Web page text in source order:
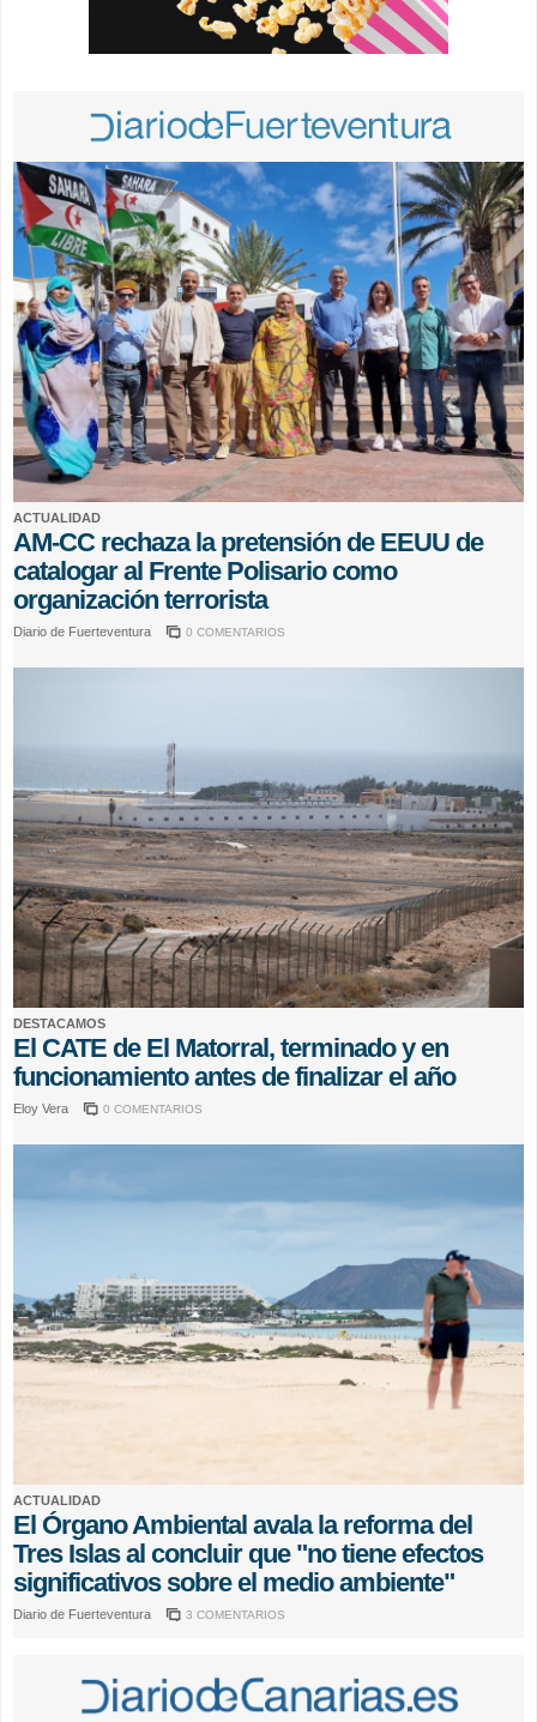
ACTUALIDAD
AM-CC rechaza la pretensión de EEUU de
catalogar al Frente Polisario como
organización terrorista
Diario de Fuerteventura 0 COMENTARIOS
DESTACAMOS
El CATE de El Matorral, terminado y en
funcionamiento antes de finalizar el año
Eloy Vera 0 COMENTARIOS
ACTUALIDAD
El Órgano Ambiental avala la reforma del
Tres Islas al concluir que "no tiene efectos
significativos sobre el medio ambiente"
Diario de Fuerteventura 3 COMENTARIOS